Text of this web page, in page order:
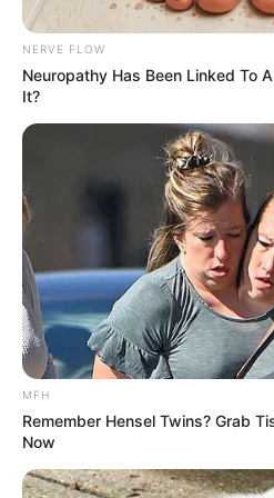
Baca juga:Beda Serum, Essence,
saat Pakai Skin Care
Peeling
(foto:
Peelingadalah jenis perawatan
NERVE FLOW
Neuropathy Has Been Linked To
It?
MFH
Remember Hensel Twins? Grab
Now